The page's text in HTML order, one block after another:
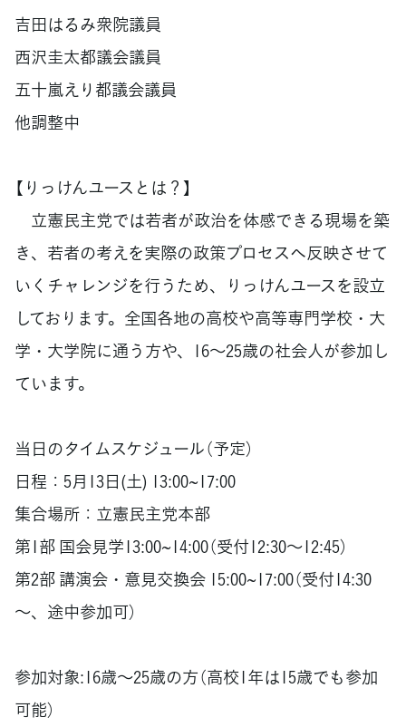
吉田はるみ衆院議員
西沢圭太都議会議員
五十嵐えり都議会議員
他調整中
【りっけんユースとは？】
立憲民主党では若者が政治を体感できる現場を築
き、若者の考えを実際の政策プロセスへ反映させて
いくチャレンジを行うため、りっけんユースを設立
しております。全国各地の高校や高等専門学校・大
学・大学院に通う方や、16～25歳の社会人が参加し
ています。
当日のタイムスケジュール（予定）
日程：5月13日(土) 13:00~17:00
集合場所：立憲民主党本部
第1部 国会見学13:00~14:00（受付12:30～12:45）
第2部 講演会・意見交換会 15:00~17:00（受付14:30
～、途中参加可）
参加対象:16歳～25歳の方（高校1年は15歳でも参加
可能）